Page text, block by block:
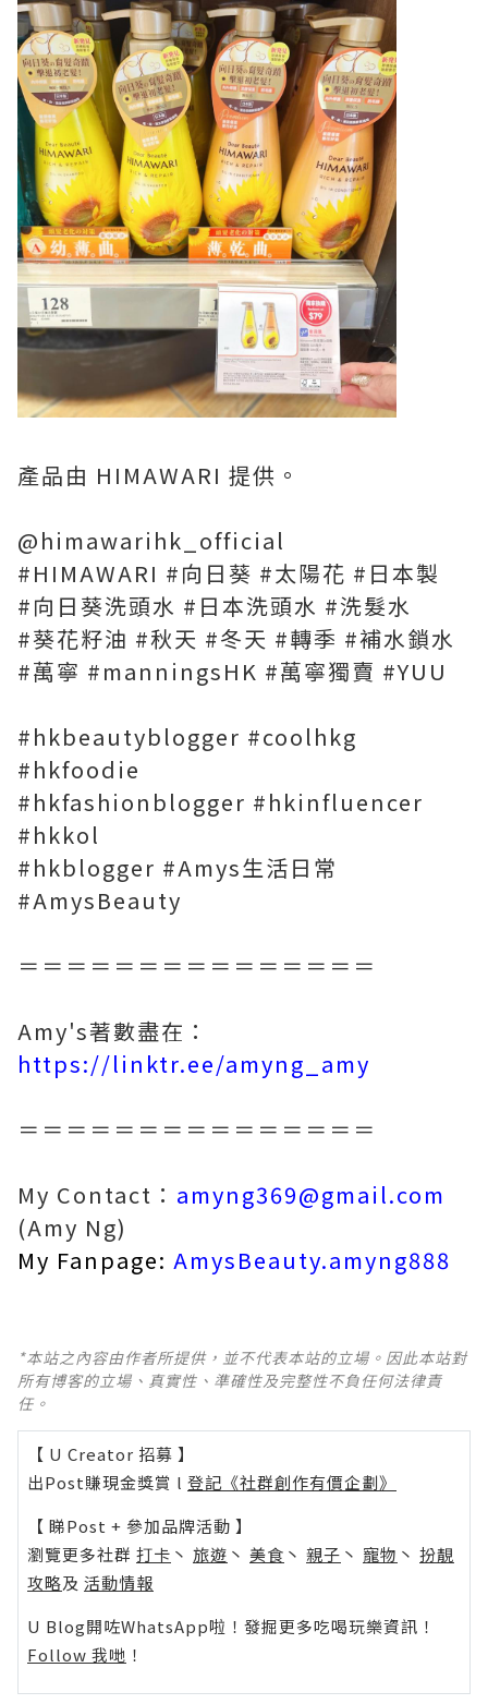
產品由 HIMAWARI 提供。
@himawarihk_official
#HIMAWARI #向日葵 #太陽花 #日本製
#向日葵洗頭水 #日本洗頭水 #洗髮水
#葵花籽油 #秋天 #冬天 #轉季 #補水鎖水
#萬寧 #manningsHK #萬寧獨賣 #YUU
#hkbeautyblogger #coolhkg
#hkfoodie
#hkfashionblogger #hkinfluencer
#hkkol
#hkblogger #Amys生活日常
#AmysBeauty
＝＝＝＝＝＝＝＝＝＝＝＝＝＝＝
Amy's著數盡在：
https://linktr.ee/amyng_amy
＝＝＝＝＝＝＝＝＝＝＝＝＝＝＝
My Contact： amyng369@gmail.com
(Amy Ng)
My Fanpage: AmysBeauty.amyng888
*本站之內容由作者所提供，並不代表本站的立場。因此本站對
所有博客的立場、真實性、準確性及完整性不負任何法律責
任。
【 U Creator 招募 】
出Post賺現金獎賞 l 登記《社群創作有價企劃》
【 睇Post + 參加品牌活動 】
瀏覽更多社群 打卡 丶 旅遊 丶 美食 丶 親子 丶 寵物 丶 扮靚
攻略及 活動情報
U Blog開咗WhatsApp啦！發掘更多吃喝玩樂資訊！
Follow 我哋 ！